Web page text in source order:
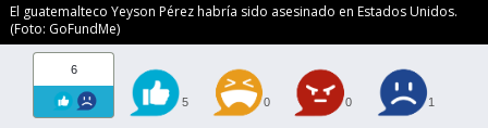
El guatemalteco Yeyson Pérez habría sido asesinado en Estados Unidos.
(Foto: GoFundMe)
6
5 0 0 1